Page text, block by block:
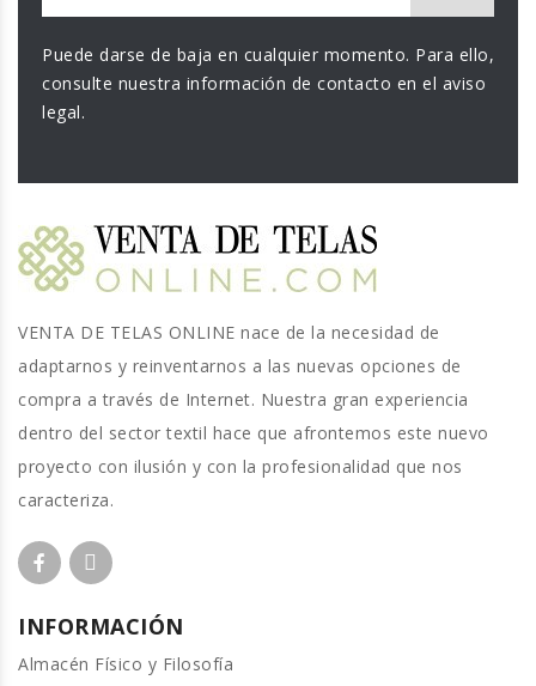
Puede darse de baja en cualquier momento. Para ello,
consulte nuestra información de contacto en el aviso
legal.
VENTA DE TELAS ONLINE nace de la necesidad de
adaptarnos y reinventarnos a las nuevas opciones de
compra a través de Internet. Nuestra gran experiencia
dentro del sector textil hace que afrontemos este nuevo
proyecto con ilusión y con la profesionalidad que nos
caracteriza.
INFORMACIÓN
Almacén Físico y Filosofía